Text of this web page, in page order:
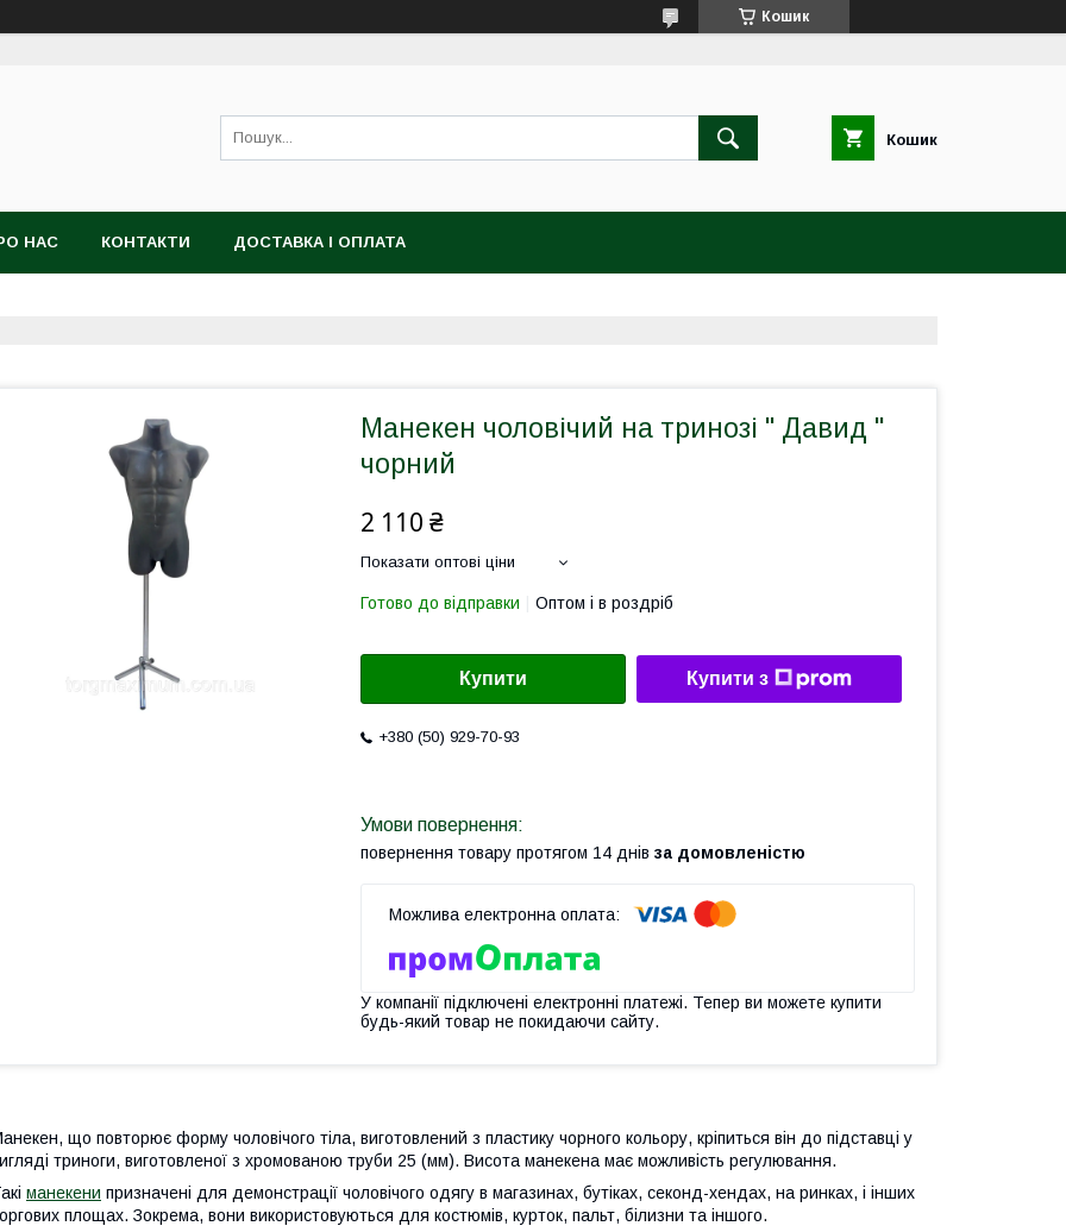
Кошик
Кошик
НАС КОНТАКТИ ДОСТАВКА І ОПЛАТА
Манекен чоловічий на тринозі " Давид "
чорний
2 110 ₴
Показати оптові ціни
Готово до відправки Оптом і в роздріб
Купити Купити з
+380 (50) 929-70-93
повернення товару протягом 14 днів за домовленістю
У компанії підключені електронні платежі. Тепер ви можете купити
будь-який товар не покидаючи сайту.
що повторює форму чоловічого тіла, виготовлений з пластику чорного кольору, кріпиться він до підставці у
триноги, виготовленої з хромованою труби 25 (мм). Висота манекена має можливість регулювання.
манекени призначені для демонстрації чоловічого одягу в магазинах, бутіках, секонд-хендах, на ринках, і інших
площах. Зокрема, вони використовуються для костюмів, курток, пальт, білизни та іншого.